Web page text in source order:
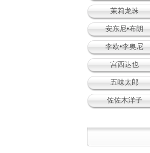
茉莉龙珠
安东尼•布朗
李欧•李奥尼
宫西达也
五味太郎
佐佐木洋子